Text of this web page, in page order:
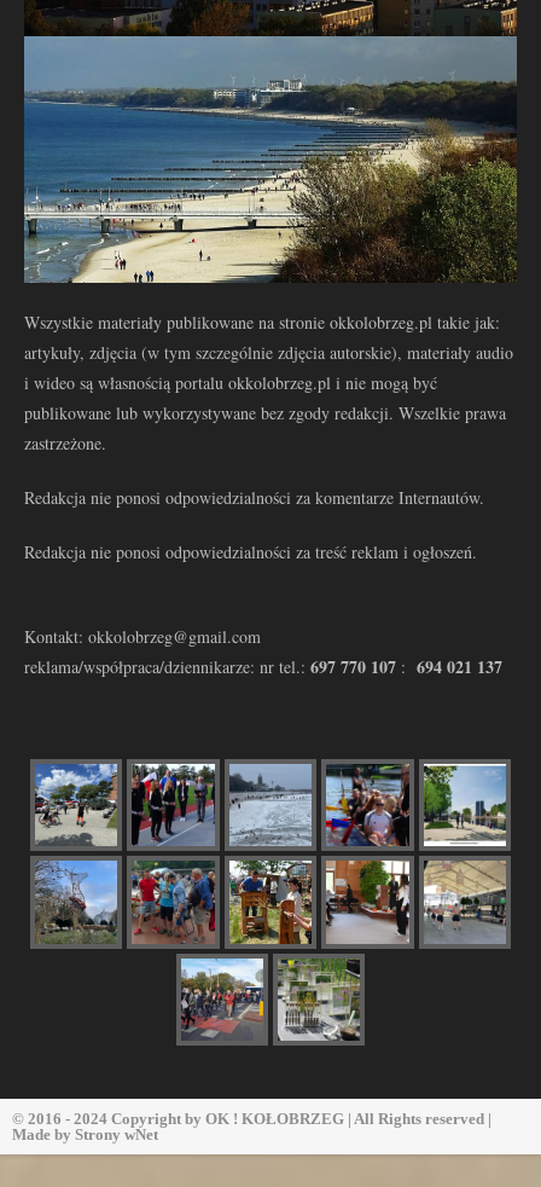
Wszystkie materiały publikowane na stronie okkolobrzeg.pl takie jak:
artykuły, zdjęcia (w tym szczególnie zdjęcia autorskie), materiały audio
i wideo są własnością portalu okkolobrzeg.pl i nie mogą być
publikowane lub wykorzystywane bez zgody redakcji. Wszelkie prawa
zastrzeżone.
Redakcja nie ponosi odpowiedzialności za komentarze Internautów.
Redakcja nie ponosi odpowiedzialności za treść reklam i ogłoszeń.
Kontakt: okkolobrzeg@gmail.com
reklama/współpraca/dziennikarze: nr tel.: 697 770 107 : 694 021 137
© 2016 - 2024 Copyright by OK ! KOŁOBRZEG | All Rights reserved |
Made by Strony wNet